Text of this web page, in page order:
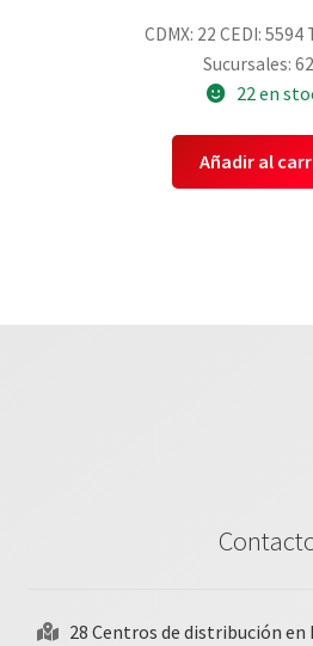
CDMX: 22 CEDI: 5594
Sucursales:
22 en
Añadir al
28 Centros de distribución en